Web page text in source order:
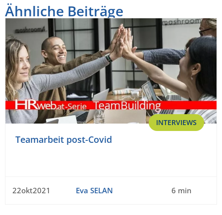
Ähnliche Beiträge
INTERVIEWS
Teamarbeit post-Covid
22okt2021 Eva SELAN 6 min